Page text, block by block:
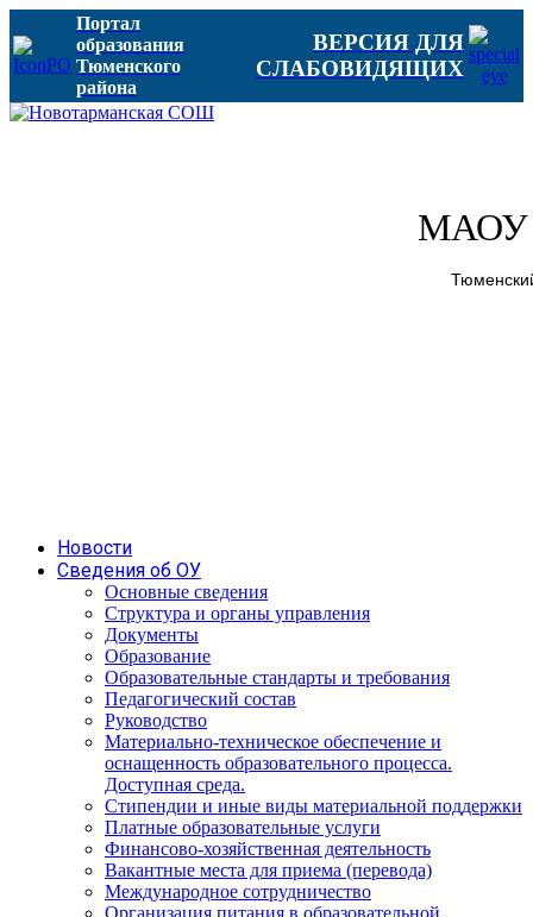
Портал
образования
Тюменского
района
ВЕРСИЯ ДЛЯ
СЛАБОВИДЯЩИХ
МАОУ
Новости
Сведения об ОУ
Основные сведения
Структура и органы управления
Документы
Образование
Образовательные стандарты и требования
Педагогический состав
Руководство
Материально-техническое обеспечение и
оснащенность образовательного процесса.
Доступная среда.
Стипендии и иные виды материальной поддержки
Платные образовательные услуги
Финансово-хозяйственная деятельность
Вакантные места для приема (перевода)
Международное сотрудничество
Организация питания в образовательной